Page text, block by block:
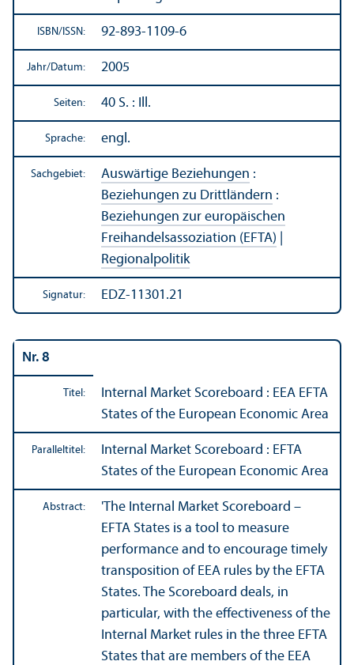
ISBN/ ISSN: 92-893-1109-6
Jahr/Datum: 2005
Seiten: 40 S. : Ill.
Sprache: engl.
Sachgebiet: Auswärtige Beziehungen :
Beziehungen zu Drittländern :
Beziehungen zur europäischen
Freihandels­assoziation (EFTA)
Regionalpolitik
Signatur: EDZ-11301.21
Nr. 8
Titel:
Internal Market Scoreboard : EEA EFTA
States of the European Economic Area
Paralleltitel:
Internal Market Scoreboard : EFTA
States of the European Economic Area
Abstract:
'The Internal Market Scoreboard –
EFTA States is a tool to measure
performance and to encourage timely
trans­position of EEA rules by the EFTA
States. The Scoreboard deals, in
particular, with the effectiveness of the
Internal Market rules in the three EFTA
States that are members of the EEA